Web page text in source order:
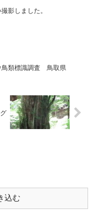
影しました。
鳥類標識調査 鳥取県
込む